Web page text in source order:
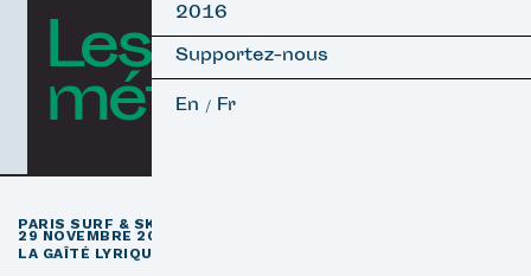
2016
Supportez-nous
En / Fr
Les courts
métrages
PARIS SURF & SKATEBOARD FILM FESTIVAL
29 NOVEMBRE 2026
LA GAÎTÉ LYRIQUE · PARIS 3